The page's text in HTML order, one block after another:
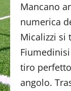
Mancano
numerica
Micalizzi si
tiro
angolo.